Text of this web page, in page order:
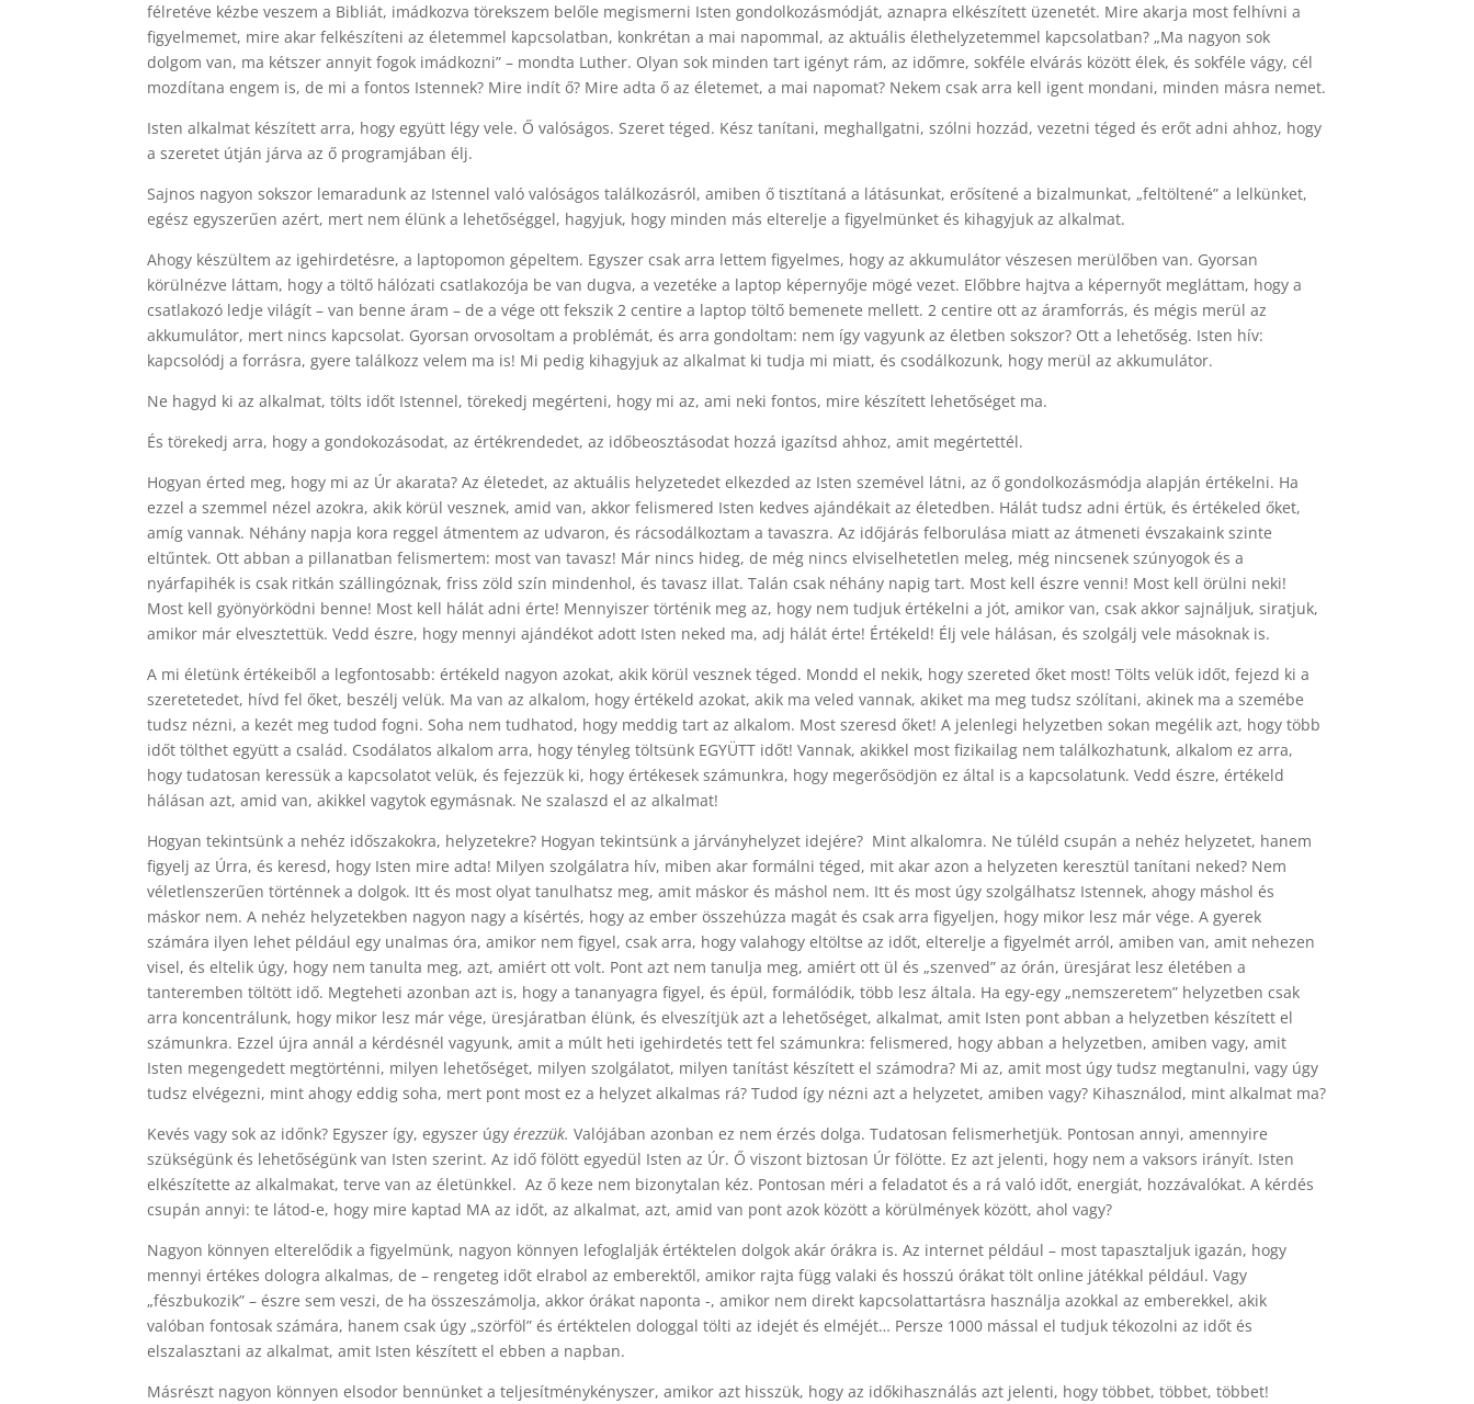
félretéve kézbe veszem a Bibliát, imádkozva törekszem belőle megismerni Isten gondolkozásmódját, aznapra elkészített üzenetét. Mire akarja most felhívni a
figyelmemet, mire akar felkészíteni az életemmel kapcsolatban, konkrétan a mai napommal, az aktuális élethelyzetemmel kapcsolatban? „Ma nagyon sok
dolgom van, ma kétszer annyit fogok imádkozni” – mondta Luther. Olyan sok minden tart igényt rám, az időmre, sokféle elvárás között élek, és sokféle vágy, cél
mozdítana engem is, de mi a fontos Istennek? Mire indít ő? Mire adta ő az életemet, a mai napomat? Nekem csak arra kell igent mondani, minden másra nemet.
Isten alkalmat készített arra, hogy együtt légy vele. Ő valóságos. Szeret téged. Kész tanítani, meghallgatni, szólni hozzád, vezetni téged és erőt adni ahhoz, hogy
a szeretet útján járva az ő programjában élj.
Sajnos nagyon sokszor lemaradunk az Istennel való valóságos találkozásról, amiben ő tisztítaná a látásunkat, erősítené a bizalmunkat, „feltöltené” a lelkünket,
egész egyszerűen azért, mert nem élünk a lehetőséggel, hagyjuk, hogy minden más elterelje a figyelmünket és kihagyjuk az alkalmat.
Ahogy készültem az igehirdetésre, a laptopomon gépeltem. Egyszer csak arra lettem figyelmes, hogy az akkumulátor vészesen merülőben van. Gyorsan
körülnézve láttam, hogy a töltő hálózati csatlakozója be van dugva, a vezetéke a laptop képernyője mögé vezet. Előbbre hajtva a képernyőt megláttam, hogy a
csatlakozó ledje világít – van benne áram – de a vége ott fekszik 2 centire a laptop töltő bemenete mellett. 2 centire ott az áramforrás, és mégis merül az
akkumulátor, mert nincs kapcsolat. Gyorsan orvosoltam a problémát, és arra gondoltam: nem így vagyunk az életben sokszor? Ott a lehetőség. Isten hív:
kapcsolódj a forrásra, gyere találkozz velem ma is! Mi pedig kihagyjuk az alkalmat ki tudja mi miatt, és csodálkozunk, hogy merül az akkumulátor.
Ne hagyd ki az alkalmat, tölts időt Istennel, törekedj megérteni, hogy mi az, ami neki fontos, mire készített lehetőséget ma.
És törekedj arra, hogy a gondokozásodat, az értékrendedet, az időbeosztásodat hozzá igazítsd ahhoz, amit megértettél.
Hogyan érted meg, hogy mi az Úr akarata? Az életedet, az aktuális helyzetedet elkezded az Isten szemével látni, az ő gondolkozásmódja alapján értékelni. Ha
ezzel a szemmel nézel azokra, akik körül vesznek, amid van, akkor felismered Isten kedves ajándékait az életedben. Hálát tudsz adni értük, és értékeled őket,
amíg vannak. Néhány napja kora reggel átmentem az udvaron, és rácsodálkoztam a tavaszra. Az időjárás felborulása miatt az átmeneti évszakaink szinte
eltűntek. Ott abban a pillanatban felismertem: most van tavasz! Már nincs hideg, de még nincs elviselhetetlen meleg, még nincsenek szúnyogok és a
nyárfapihék is csak ritkán szállingóznak, friss zöld szín mindenhol, és tavasz illat. Talán csak néhány napig tart. Most kell észre venni! Most kell örülni neki!
Most kell gyönyörködni benne! Most kell hálát adni érte! Mennyiszer történik meg az, hogy nem tudjuk értékelni a jót, amikor van, csak akkor sajnáljuk, siratjuk,
amikor már elvesztettük. Vedd észre, hogy mennyi ajándékot adott Isten neked ma, adj hálát érte! Értékeld! Élj vele hálásan, és szolgálj vele másoknak is.
A mi életünk értékeiből a legfontosabb: értékeld nagyon azokat, akik körül vesznek téged. Mondd el nekik, hogy szereted őket most! Tölts velük időt, fejezd ki a
szeretetedet, hívd fel őket, beszélj velük. Ma van az alkalom, hogy értékeld azokat, akik ma veled vannak, akiket ma meg tudsz szólítani, akinek ma a szemébe
tudsz nézni, a kezét meg tudod fogni. Soha nem tudhatod, hogy meddig tart az alkalom. Most szeresd őket! A jelenlegi helyzetben sokan megélik azt, hogy több
időt tölthet együtt a család. Csodálatos alkalom arra, hogy tényleg töltsünk EGYÜTT időt! Vannak, akikkel most fizikailag nem találkozhatunk, alkalom ez arra,
hogy tudatosan keressük a kapcsolatot velük, és fejezzük ki, hogy értékesek számunkra, hogy megerősödjön ez által is a kapcsolatunk. Vedd észre, értékeld
hálásan azt, amid van, akikkel vagytok egymásnak. Ne szalaszd el az alkalmat!
Hogyan tekintsünk a nehéz időszakokra, helyzetekre? Hogyan tekintsünk a járványhelyzet idejére? Mint alkalomra. Ne túléld csupán a nehéz helyzetet, hanem
figyelj az Úrra, és keresd, hogy Isten mire adta! Milyen szolgálatra hív, miben akar formálni téged, mit akar azon a helyzeten keresztül tanítani neked? Nem
véletlenszerűen történnek a dolgok. Itt és most olyat tanulhatsz meg, amit máskor és máshol nem. Itt és most úgy szolgálhatsz Istennek, ahogy máshol és
máskor nem. A nehéz helyzetekben nagyon nagy a kísértés, hogy az ember összehúzza magát és csak arra figyeljen, hogy mikor lesz már vége. A gyerek
számára ilyen lehet például egy unalmas óra, amikor nem figyel, csak arra, hogy valahogy eltöltse az időt, elterelje a figyelmét arról, amiben van, amit nehezen
visel, és eltelik úgy, hogy nem tanulta meg, azt, amiért ott volt. Pont azt nem tanulja meg, amiért ott ül és „szenved” az órán, üresjárat lesz életében a
tanteremben töltött idő. Megteheti azonban azt is, hogy a tananyagra figyel, és épül, formálódik, több lesz általa. Ha egy-egy „nemszeretem” helyzetben csak
arra koncentrálunk, hogy mikor lesz már vége, üresjáratban élünk, és elveszítjük azt a lehetőséget, alkalmat, amit Isten pont abban a helyzetben készített el
számunkra. Ezzel újra annál a kérdésnél vagyunk, amit a múlt heti igehirdetés tett fel számunkra: felismered, hogy abban a helyzetben, amiben vagy, amit
Isten megengedett megtörténni, milyen lehetőséget, milyen szolgálatot, milyen tanítást készített el számodra? Mi az, amit most úgy tudsz megtanulni, vagy úgy
tudsz elvégezni, mint ahogy eddig soha, mert pont most ez a helyzet alkalmas rá? Tudod így nézni azt a helyzetet, amiben vagy? Kihasználod, mint alkalmat ma?
Kevés vagy sok az időnk? Egyszer így, egyszer úgyérezzük. Valójában azonban ez nem érzés dolga. Tudatosan felismerhetjük. Pontosan annyi, amennyire
szükségünk és lehetőségünk van Isten szerint. Az idő fölött egyedül Isten az Úr. Ő viszont biztosan Úr fölötte. Ez azt jelenti, hogy nem a vaksors irányít. Isten
elkészítette az alkalmakat, terve van az életünkkel. Az ő keze nem bizonytalan kéz. Pontosan méri a feladatot és a rá való időt, energiát, hozzávalókat. A kérdés
csupán annyi: te látod-e, hogy mire kaptad MA az időt, az alkalmat, azt, amid van pont azok között a körülmények között, ahol vagy?
Nagyon könnyen elterelődik a figyelmünk, nagyon könnyen lefoglalják értéktelen dolgok akár órákra is. Az internet például – most tapasztaljuk igazán, hogy
mennyi értékes dologra alkalmas, de – rengeteg időt elrabol az emberektől, amikor rajta függ valaki és hosszú órákat tölt online játékkal például. Vagy
„fészbukozik” – észre sem veszi, de ha összeszámolja, akkor órákat naponta -, amikor nem direkt kapcsolattartásra használja azokkal az emberekkel, akik
valóban fontosak számára, hanem csak úgy „szörföl” és értéktelen dologgal tölti az idejét és elméjét… Persze 1000 mással el tudjuk tékozolni az időt és
elszalasztani az alkalmat, amit Isten készített el ebben a napban.
Másrészt nagyon könnyen elsodor bennünket a teljesítménykényszer, amikor azt hisszük, hogy az időkihasználás azt jelenti, hogy többet, többet, többet!